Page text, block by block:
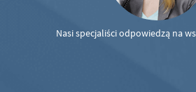
Nasi specjaliści odpowiedzą na